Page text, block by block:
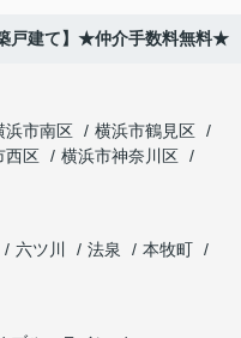
戸建て】★仲介手数料無料★
浜市南区
横浜市鶴見区
西区
横浜市神奈川区
六ツ川 法泉
本牧町